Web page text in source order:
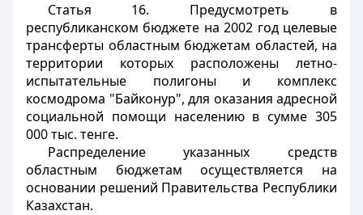
Статья 16. Предусмотреть в
республиканском бюджете на 2002 год целевые
трансферты областным бюджетам областей, на
территории которых расположены летно-
испытательные полигоны и комплекс
космодрома "Байконур", для оказания адресной
социальной помощи населению в сумме 305
000 тыс. тенге.
Распределение указанных средств
областным бюджетам осуществляется на
основании решений Правительства Республики
Казахстан.